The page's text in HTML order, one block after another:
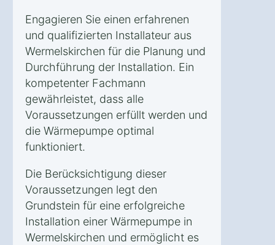
Engagieren Sie einen erfahrenen
und qualifizierten Installateur aus
Wermelskirchen für die Planung und
Durchführung der Installation. Ein
kompetenter Fachmann
gewährleistet, dass alle
Voraussetzungen erfüllt werden und
die Wärmepumpe optimal
funktioniert.
Die Berücksichtigung dieser
Voraussetzungen legt den
Grundstein für eine erfolgreiche
Installation einer Wärmepumpe in
Wermelskirchen und ermöglicht es